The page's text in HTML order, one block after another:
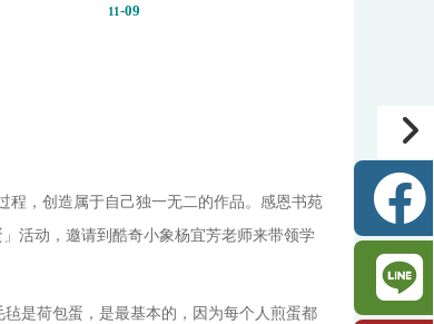
11 -09
程，创造属于自己独一无二的作品。感恩书苑
活动，邀请到酷奇小象杨宜芳老师来带领学
是荷包蛋，是最基本的，因为每个人煎蛋都